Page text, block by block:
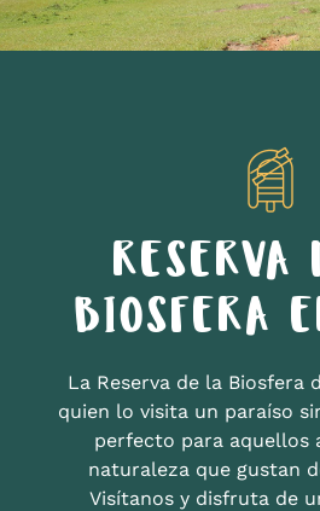
RESERVA
BIOSFERA
La Reserva de la Biosfera
quien lo visita un paraíso
perfecto para aquellos
naturaleza que gustan
Visítanos y disfruta de